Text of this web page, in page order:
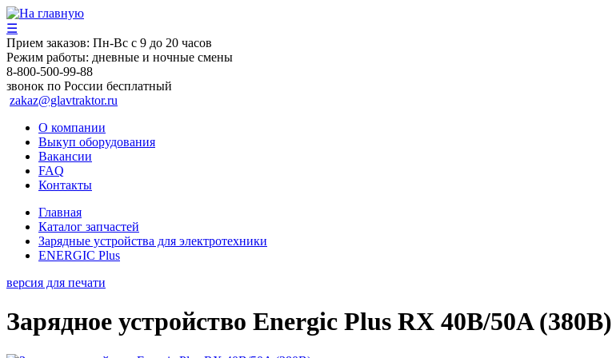
☰
Прием заказов: Пн-Вс с 9 до 20 часов
Режим работы: дневные и ночные смены
8-800-500-99-88
звонок по России бесплатный
zakaz@glavtraktor.ru
О компании
Выкуп оборудования
Вакансии
FAQ
Контакты
Главная
Каталог запчастей
Зарядные устройства для электротехники
ENERGIC Plus
версия для печати
Зарядное устройство Energic Plus RX 40B/50A (380B)